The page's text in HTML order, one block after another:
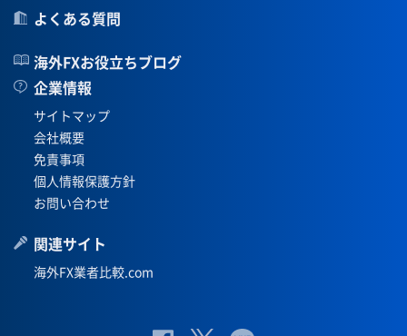
よくある質問
海外FXお役立ちブログ
企業情報
サイトマップ
会社概要
免責事項
個人情報保護方針
お問い合わせ
関連サイト
海外FX業者比較.com